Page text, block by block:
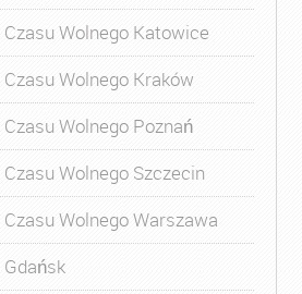
Wolnego Katowice
Wolnego Kraków
Wolnego Poznań
Wolnego Szczecin
Wolnego Warszawa